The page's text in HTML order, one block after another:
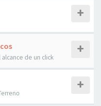
alcance de un click